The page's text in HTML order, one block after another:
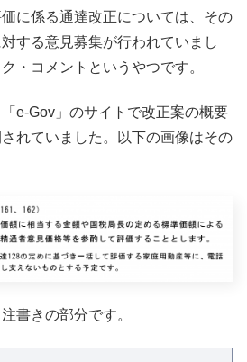
に係る通達改正については、その
する意見募集が行われていまし
・コメントというやつです。
e-Gov」のサイトで改正案の概要
れていました。以下の画像はその
書きの部分です。